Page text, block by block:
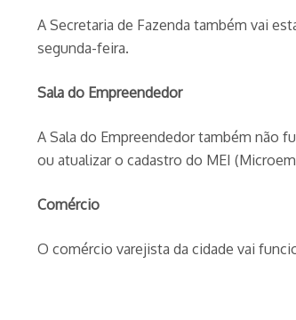
A Secretaria de Fazenda também vai
segunda-feira.
Sala do Empreendedor
A Sala do Empreendedor também não
ou atualizar o cadastro do MEI
Comércio
O comércio varejista da cidade vai